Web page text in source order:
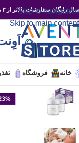
Skip to navigation
Skip to main content
رایگان سفارشات بالاتر از ۳ میلیون تومان
خانه فروشگاه